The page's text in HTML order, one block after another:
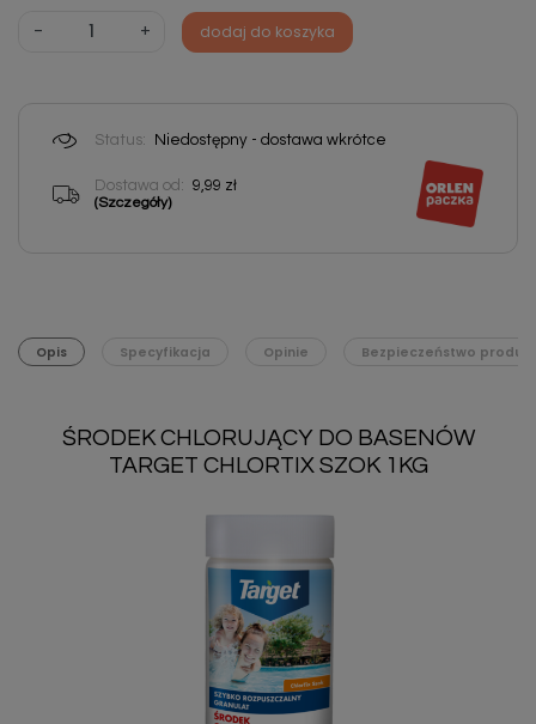
- + dodaj do koszyka
Status: Niedostępny - dostawa wkrótce
Dostawa od: 9,99 zł
(Szczegóły)
Opis Specyfikacja Opinie Bezpieczeństwo
ŚRODEK CHLORUJĄCY DO BASENÓW
TARGET CHLORTIX SZOK 1KG